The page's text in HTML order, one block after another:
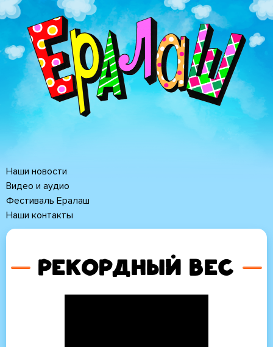
Перейти
основному
содержанию
Основная
навигация
Наши новости
Видео и аудио
Фестиваль Ералаш
Наши контакты
РЕКОРДНЫЙ ВЕС